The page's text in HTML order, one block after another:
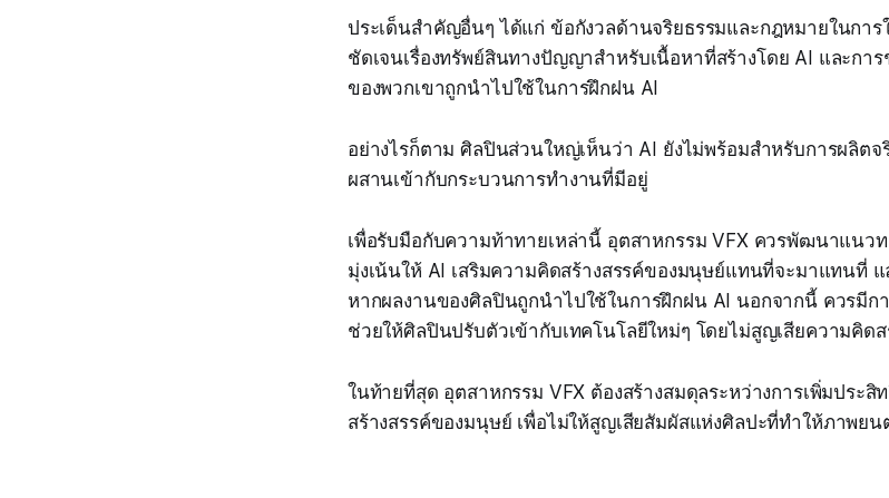
ประเด็นสำคัญอื่นๆ ได้แก่ ข้อกังวลด้านจริยธรรมและกฎหมายในกา
ชัดเจนเรื่องทรัพย์สินทางปัญญาสำหรับเนื้อหาที่สร้างโดย AI และกา
ของพวกเขาถูกนำไปใช้ในการฝึกฝน AI
อย่างไรก็ตาม ศิลปินส่วนใหญ่เห็นว่า AI ยังไม่พร้อมสำหรับการผลิตจ
ผสานเข้ากับกระบวนการทำงานที่มีอยู่
เพื่อรับมือกับความท้าทายเหล่านี้ อุตสาหกรรม VFX ควรพัฒนาแนว
มุ่งเน้นให้ AI เสริมความคิดสร้างสรรค์ของมนุษย์แทนที่จะมาแทนที่
หากผลงานของศิลปินถูกนำไปใช้ในการฝึกฝน AI นอกจากนี้ ควรมีก
ช่วยให้ศิลปินปรับตัวเข้ากับเทคโนโลยีใหม่ๆ โดยไม่สูญเสียความคิดส
ในท้ายที่สุด อุตสาหกรรม VFX ต้องสร้างสมดุลระหว่างการเพิ่มประ
สร้างสรรค์ของมนุษย์ เพื่อไม่ให้สูญเสียสัมผัสแห่งศิลปะที่ทำให้ภาพย